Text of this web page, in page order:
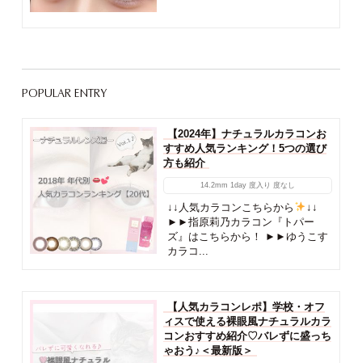
POPULAR ENTRY
【2024年】ナチュラルカラコンお
すすめ人気ランキング！5つの選び
方も紹介
14.2mm 1day 度入り 度なし
↓↓人気カラコンこちらから
↓↓
►►指原莉乃カラコン『トパー
ズ』はこちらから！ ►►ゆうこす
カラコ...
【人気カラコンレポ】学校・オフ
ィスで使える裸眼風ナチュラルカラ
コンおすすめ紹介♡バレずに盛っち
ゃおう♪＜最新版＞